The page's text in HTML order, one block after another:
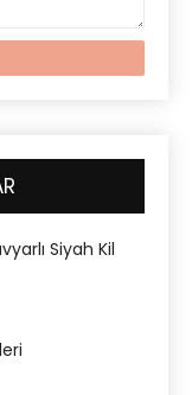
Siyah Kil